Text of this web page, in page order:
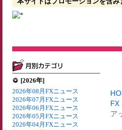
[2026年]
2026年08月FXニュース
2026年07月FXニュース
2026年06月FXニュース
2026年05月FXニュース
2026年04月FXニュース
FX
ア